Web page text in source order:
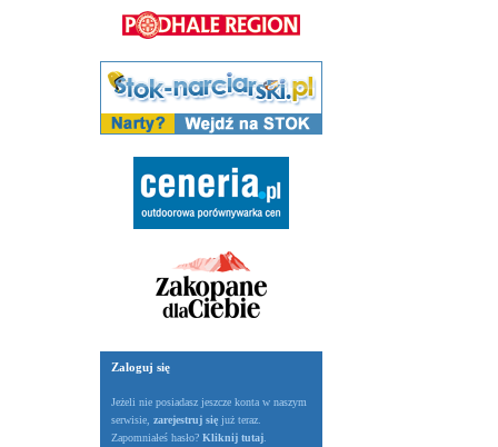
Zaloguj się
Jeżeli nie posiadasz jeszcze konta w naszym
serwisie, zarejestruj się już teraz.
Zapomniałeś hasło? Kliknij tutaj